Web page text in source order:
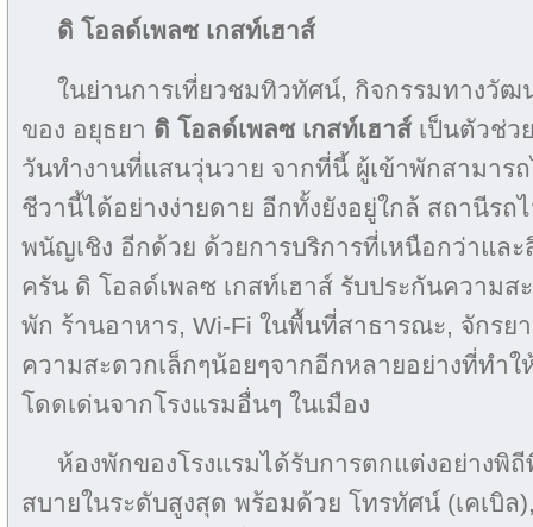
ดิ โอลด์เพลซ เกสท์เฮาส์
ในย่านการเที่ยวชมทิวทัศน์, กิจกรรมทางวัฒ
ของ อยุธยา ดิ โอลด์เพลซ เกสท์เฮาส์ เป็นตัวช่
วันทำงานที่แสนวุ่นวาย จากที่นี้ ผู้เข้าพักสามาร
ชีวานี้ได้อย่างง่ายดาย อีกทั้งยังอยู่ใกล้ สถานีร
พนัญเชิง อีกด้วย ด้วยการบริการที่เหนือกว่าแล
ครัน ดิ โอลด์เพลซ เกสท์เฮาส์ รับประกันความส
พัก ร้านอาหาร, Wi-Fi ในพื้นที่สาธารณะ, จักรยา
ความสะดวกเล็กๆน้อยๆจากอีกหลายอย่างที่ทำ
โดดเด่นจากโรงแรมอื่นๆ ในเมือง
ห้องพักของโรงแรมได้รับการตกแต่งอย่างพิ
สบายในระดับสูงสุด พร้อมด้วย โทรทัศน์ (เคเบิล